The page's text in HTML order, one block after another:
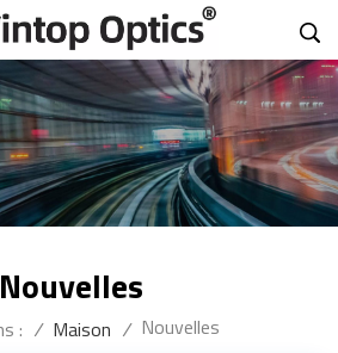
Nouvelles
: / Maison / Nouvelles